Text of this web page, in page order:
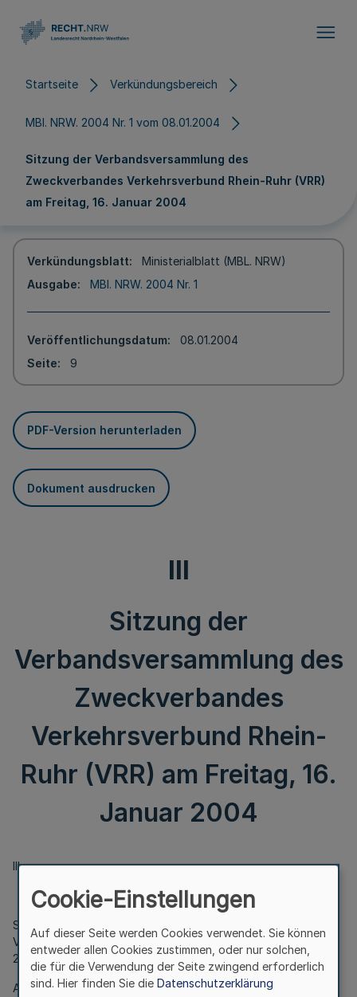
Startseite Verkündungsbereich
MBl. NRW. 2004 Nr. 1 vom 08.01.2004
Sitzung der Verbandsversammlung des
Zweckverbandes Verkehrsverbund Rhein-Ruhr (VRR)
am Freitag, 16. Januar 2004
Verkündungsblatt
Ministerialblatt (MBL. NRW)
Ausgabe
MBl. NRW. 2004 Nr. 1
Veröffentlichungsdatum
08.01.2004
Seite
9
PDF-Version herunterladen
Dokument ausdrucken
III
Sitzung der
Verbandsversammlung des
Zweckverbandes
Verkehrsverbund Rhein-
Ruhr (VRR) am Freitag, 16.
Januar 2004
III.
Sitzung der Verbandsversammlung des Zweckverbandes
Verkehrsverbund Rhein-Ruhr (VRR) am Freitag, 16. Januar
2004
AmFreitag, 16. Januar 2004, 11.00 Uhr, findet im Ratssaal
Cookie-Einstellungen
Auf dieser Seite werden Cookies verwendet. Sie können
entweder allen Cookies zustimmen, oder nur solchen,
die für die Verwendung der Seite zwingend erforderlich
sind. Hier finden Sie die Datenschutzerklärung